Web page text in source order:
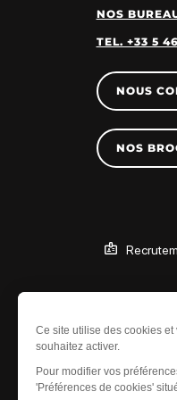
NOS
TEL. +33 5
NOUS
NOS